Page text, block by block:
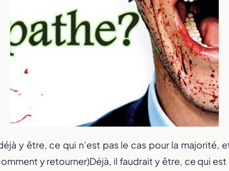
y être, ce qui n’est pas le cas pour la majorité,
y retourner)Déjà, il faudrait y être, ce qui